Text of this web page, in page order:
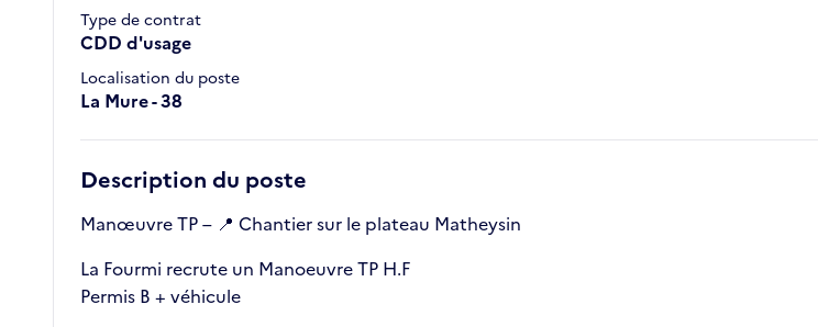
Type de contrat
CDD d'usage
Localisation du poste
La Mure - 38
Description du poste
Manœuvre TP – 📍 Chantier sur le plateau Matheysin
La Fourmi recrute un Manoeuvre TP H.F
Permis B + véhicule